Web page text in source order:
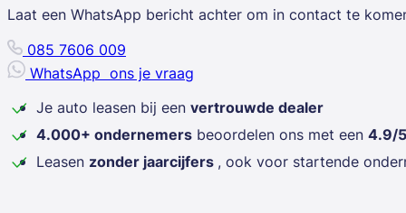
Laat een WhatsApp bericht achter om in contact te
085 7606 009
WhatsApp ons je vraag
Je auto leasen bij een vertrouwde dealer
4.000+ ondernemers beoordelen ons met een 4.9/5
Leasen zonder jaarcijfers , ook voor startende